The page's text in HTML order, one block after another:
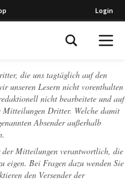
Login
die uns tagtäglich auf den
unseren Lesern nicht vorenthalten
nicht bearbeitete und auf
Dritter. Welche damit
Absender außerhalb
Mitteilungen verantwortlich, die
eigen. Bei Fragen dazu wenden Sie
den Versender der